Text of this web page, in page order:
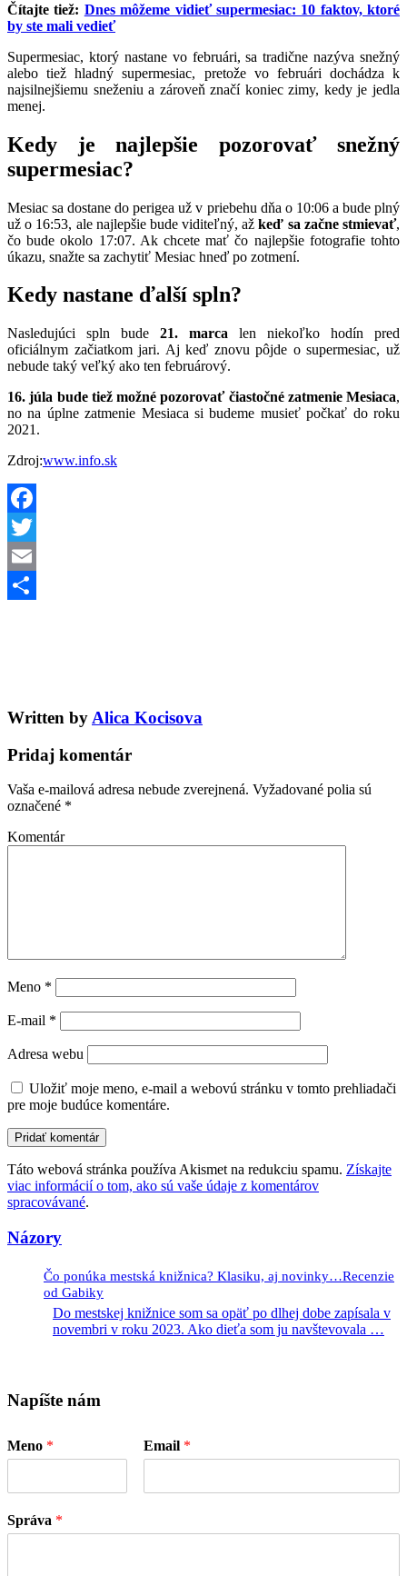
Čítajte tiež: Dnes môžeme vidieť supermesiac: 10 faktov, ktoré
by ste mali vedieť
Supermesiac, ktorý nastane vo februári, sa tradične nazýva snežný
alebo tiež hladný supermesiac, pretože vo februári dochádza k
najsilnejšiemu sneženiu a zároveň značí koniec zimy, kedy je jedla
menej.
Kedy je najlepšie pozorovať snežný
supermesiac?
Mesiac sa dostane do perigea už v priebehu dňa o 10:06 a bude plný
už o 16:53, ale najlepšie bude viditeľný, ažkeď sa začne stmievať,
čo bude okolo 17:07. Ak chcete mať čo najlepšie fotografie tohto
úkazu, snažte sa zachytiť Mesiac hneď po zotmení.
Kedy nastane ďalší spln?
Nasledujúci spln bude 21. marca len niekoľko hodín pred
oficiálnym začiatkom jari. Aj keď znovu pôjde o supermesiac, už
nebude taký veľký ako ten februárový.
16. júla bude tiež možné pozorovať čiastočné zatmenie Mesiaca,
no na úplne zatmenie Mesiaca si budeme musieť počkať do roku
2021.
Zdroj:www.info.sk
Facebook
Twitter
Email
Written by Alica Kocisova
Pridaj komentár
Vaša e-mailová adresa nebude zverejnená. Vyžadované polia sú
označené *
Komentár
Meno *
E-mail *
Adresa webu
Uložiť moje meno, e-mail a webovú stránku v tomto prehliadači
pre moje budúce komentáre.
Táto webová stránka používa Akismet na redukciu spamu. Získajte
viac informácií o tom, ako sú vaše údaje z komentárov
spracovávané.
Názory
Čo ponúka mestská knižnica? Klasiku, aj novinky…Recenzie
od Gabiky
Do mestskej knižnice som sa opäť po dlhej dobe zapísala v
novembri v roku 2023. Ako dieťa som ju navštevovala …
Napíšte nám
Meno * Email *
Správa *